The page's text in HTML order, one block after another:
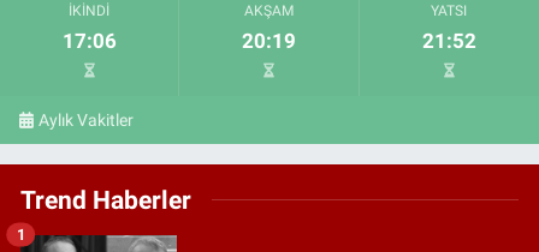
İKINDI
17:06
AKŞAM
20:19
YATSI
21:52
Aylık Vakitler
Trend Haberler
1